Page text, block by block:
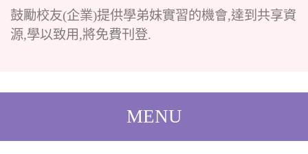
鼓勵校友(企業)提供學弟妹實習的機會,達到共享資
源,學以致用,將免費刊登.